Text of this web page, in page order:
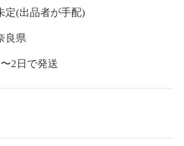
定(出品者が手配)
良県
2日で発送